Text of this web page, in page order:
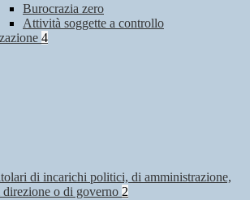
Burocrazia zero
Attività soggette a controllo
4
di incarichi politici, di amministrazione,
direzione o di governo 2